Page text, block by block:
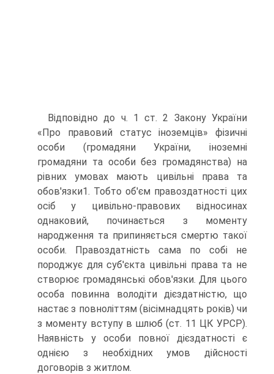
Відповідно до ч. 1 ст. 2 Закону України
«Про правовий статус іноземців» фізичні
особи (громадяни України, іноземні
громадяни та особи без громадянства) на
рівних умовах мають цивільні права та
обов'язки1. Тобто об'єм правоздатності цих
осіб у цивільно-правових відносинах
однаковий, починається з моменту
народження та припиняється смертю такої
особи. Правоздатність сама по собі не
породжує для суб'єкта цивільні права та не
створює громадянські обов'язки. Для цього
особа повинна володіти дієздатністю, що
настає з повноліттям (вісімнадцять років) чи
з моменту вступу в шлюб (ст. 11 ЦК УРСР).
Наявність у особи повної дієздатності є
однією з необхідних умов дійсності
договорів з житлом.